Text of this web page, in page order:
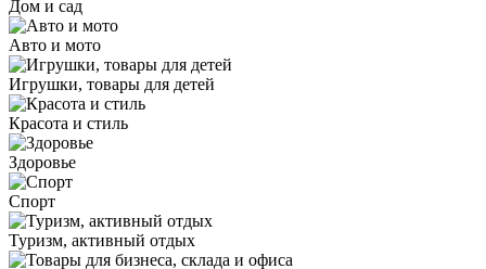
Дом и сад
Авто и мото
Игрушки, товары для детей
Красота и стиль
Здоровье
Спорт
Туризм, активный отдых